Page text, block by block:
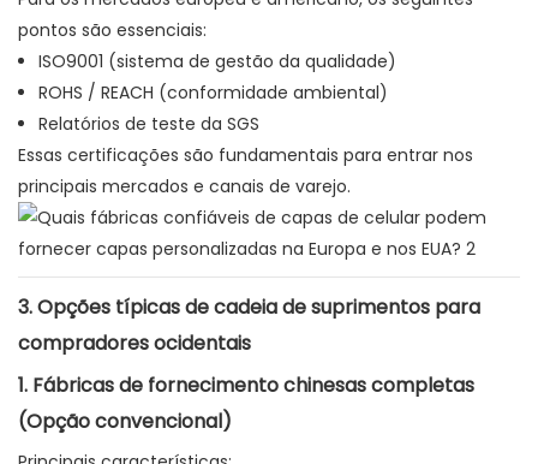
pontos são essenciais:
ISO9001 (sistema de gestão da qualidade)
ROHS / REACH (conformidade ambiental)
Relatórios de teste da SGS
Essas certificações são fundamentais para entrar nos
principais mercados e canais de varejo.
3. Opções típicas de cadeia de suprimentos para
compradores ocidentais
1. Fábricas de fornecimento chinesas completas
(Opção convencional)